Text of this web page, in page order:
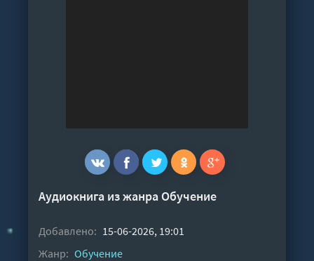
Аудиокнига из жанра Обучение
Добавлено: 15-06-2026, 19:01
Жанр: Обучение